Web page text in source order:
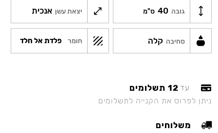
גובה 40 ס"מ יצאת עשן אנכית
סחיבה קלה חומר פלדת אל חלד
עד 12 תשלומים
ניתן לפרוס את הקנייה לתשלומים
משלוחים